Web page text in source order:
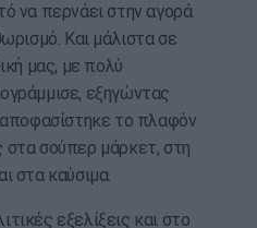
να περνάει στην αγορά
Και μάλιστα σε
μας, με πολύ
εξηγώντας
το πλαφόν
στα σούπερ μάρκετ, στη
στα καύσιμα.
εξελίξεις και στο